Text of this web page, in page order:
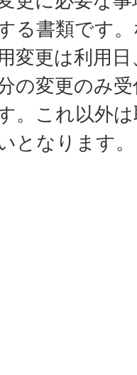
る書類です
変更は利用
の変更のみ
。これ以外
となります。